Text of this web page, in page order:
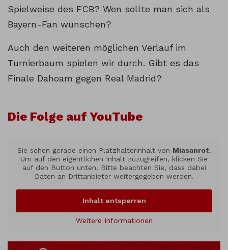
Spielweise des FCB? Wen sollte man sich als
Bayern-Fan wünschen?
Auch den weiteren möglichen Verlauf im
Turnierbaum spielen wir durch. Gibt es das
Finale Dahoam gegen Real Madrid?
Die Folge auf YouTube
Sie sehen gerade einen Platzhalterinhalt von Miasanrot.
Um auf den eigentlichen Inhalt zuzugreifen, klicken Sie
auf den Button unten. Bitte beachten Sie, dass dabei
Daten an Drittanbieter weitergegeben werden.
Inhalt entsperren
Weitere Informationen